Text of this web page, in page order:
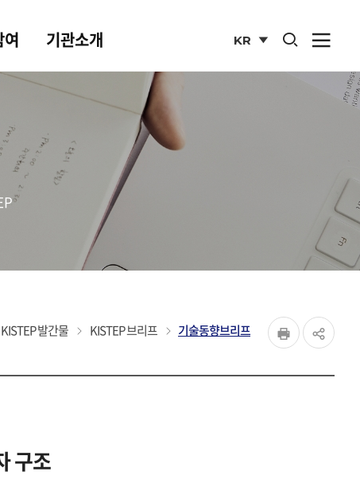
여 기관소개
KR
사이트
통합검색 열기
사
열기
KISTEP 발간물 KISTEP 브리프 기술동향브리프
페이지
구조